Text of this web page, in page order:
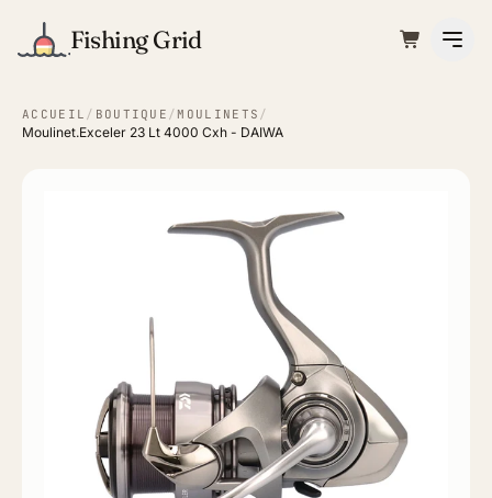
Fishing Grid
ACCUEIL / BOUTIQUE / MOULINETS /
Moulinet.Exceler 23 Lt 4000 Cxh - DAIWA